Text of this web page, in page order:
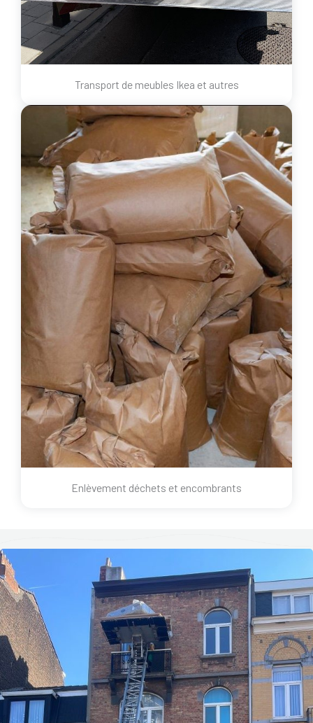
Transport de meubles Ikea et autres
Enlèvement déchets et encombrants